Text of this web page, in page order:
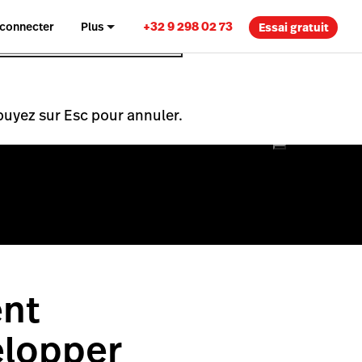
Plus +32 9 298 02 73 Essai gratuit
sur Esc pour annuler.